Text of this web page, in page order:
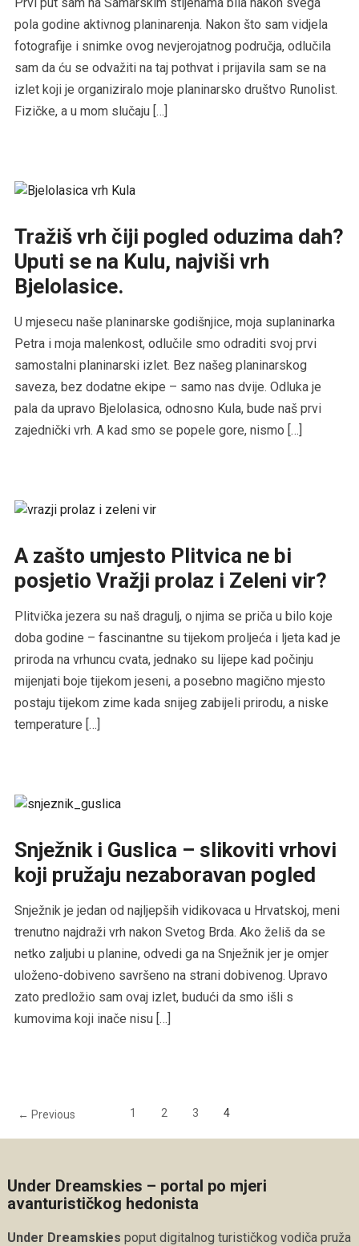
pola godine aktivnog planinarenja. Nakon što sam vidjela
fotografije i snimke ovog nevjerojatnog područja, odlučila
sam da ću se odvažiti na taj pothvat i prijavila sam se na
izlet koji je organiziralo moje planinarsko društvo Runolist.
Fizičke, a u mom slučaju […]
Tražiš vrh čiji pogled oduzima dah?
Uputi se na Kulu, najviši vrh
Bjelolasice.
U mjesecu naše planinarske godišnjice, moja suplaninarka
Petra i moja malenkost, odlučile smo odraditi svoj prvi
samostalni planinarski izlet. Bez našeg planinarskog
saveza, bez dodatne ekipe – samo nas dvije. Odluka je
pala da upravo Bjelolasica, odnosno Kula, bude naš prvi
zajednički vrh. A kad smo se popele gore, nismo […]
A zašto umjesto Plitvica ne bi
posjetio Vražji prolaz i Zeleni vir?
Plitvička jezera su naš dragulj, o njima se priča u bilo koje
doba godine – fascinantne su tijekom proljeća i ljeta kad je
priroda na vrhuncu cvata, jednako su lijepe kad počinju
mijenjati boje tijekom jeseni, a posebno magično mjesto
postaju tijekom zime kada snijeg zabijeli prirodu, a niske
temperature […]
Snježnik i Guslica – slikoviti vrhovi
koji pružaju nezaboravan pogled
Snježnik je jedan od najljepših vidikovaca u Hrvatskoj, meni
trenutno najdraži vrh nakon Svetog Brda. Ako želiš da se
netko zaljubi u planine, odvedi ga na Snježnik jer je omjer
uloženo-dobiveno savršeno na strani dobivenog. Upravo
zato predložio sam ovaj izlet, budući da smo išli s
kumovima koji inače nisu […]
← Previous 1 2 3 4
Under Dreamskies – portal po mjeri
avanturističkog hedonista
Under Dreamskies poput digitalnog turističkog vodiča pruža